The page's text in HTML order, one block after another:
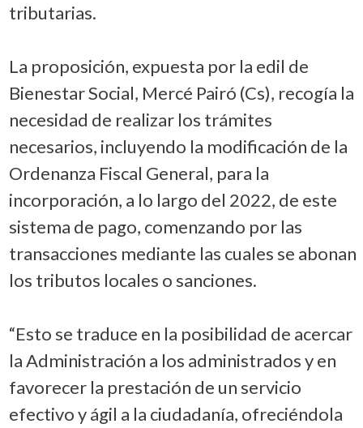
tributarias.
La proposición, expuesta por la edil de
Bienestar Social, Mercé Pairó (Cs), recogía la
necesidad de realizar los trámites
necesarios, incluyendo la modificación de la
Ordenanza Fiscal General, para la
incorporación, a lo largo del 2022, de este
sistema de pago, comenzando por las
transacciones mediante las cuales se abonan
los tributos locales o sanciones.
“Esto se traduce en la posibilidad de acercar
la Administración a los administrados y en
favorecer la prestación de un servicio
efectivo y ágil a la ciudadanía, ofreciéndola